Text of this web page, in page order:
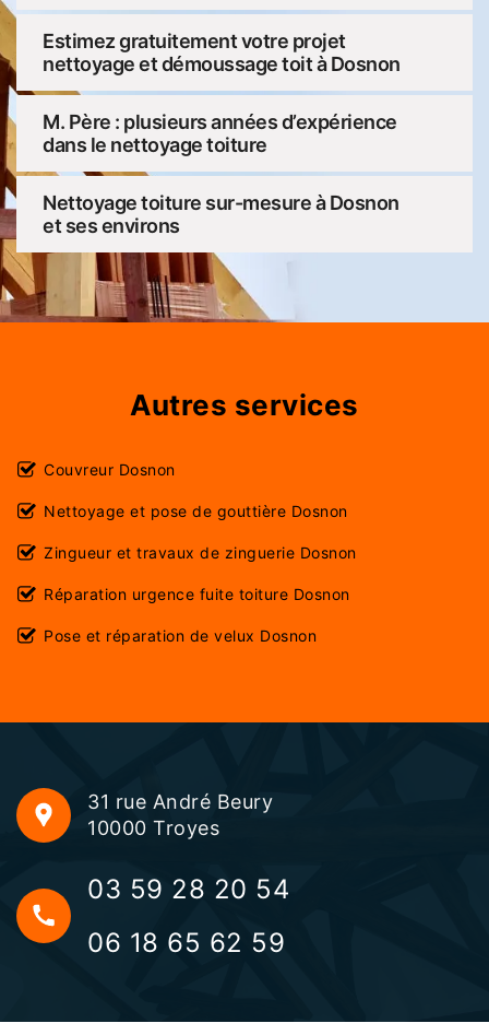
Estimez gratuitement votre projet
nettoyage et démoussage toit à Dosnon
M. Père : plusieurs années d’expérience
dans le nettoyage toiture
Nettoyage toiture sur-mesure à Dosnon
et ses environs
Autres services
Couvreur Dosnon
Nettoyage et pose de gouttière Dosnon
Zingueur et travaux de zinguerie Dosnon
Réparation urgence fuite toiture Dosnon
Pose et réparation de velux Dosnon
31 rue André Beury
10000 Troyes
03 59 28 20 54
06 18 65 62 59